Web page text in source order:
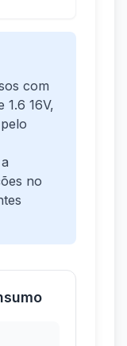
com
1.6 16V,
no